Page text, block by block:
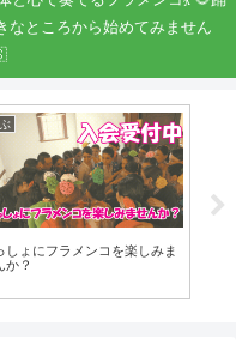
なところから始めてみません
しょにフラメンコを楽しみま
か？